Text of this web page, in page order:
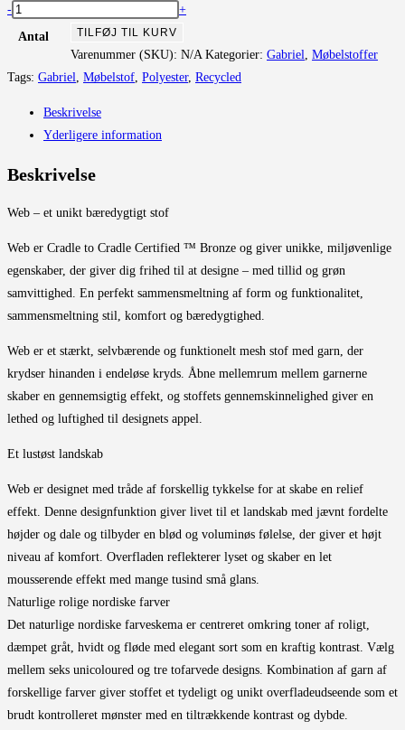
Web
antal
-
+
Antal
TILFØJ TIL KURV
Varenummer (SKU): N/A Kategorier: Gabriel
Møbelstoffer
Tags: Gabriel Møbelstof Polyester, Recycled
Beskrivelse
Yderligere information
Beskrivelse
Web – et unikt bæredygtigt stof
Web er Cradle to Cradle Certified ™ Bronze og giver unikke, miljøvenlige
egenskaber, der giver dig frihed til at designe – med tillid og grøn
samvittighed. En perfekt sammensmeltning af form og funktionalitet,
sammensmeltning stil, komfort og bæredygtighed.
Web er et stærkt, selvbærende og funktionelt mesh stof med garn, der
krydser hinanden i endeløse kryds. Åbne mellemrum mellem garnerne
skaber en gennemsigtig effekt, og stoffets gennemskinnelighed giver en
lethed og luftighed til designets appel.
Et lustøst landskab
Web er designet med tråde af forskellig tykkelse for at skabe en relief
effekt. Denne designfunktion giver livet til et landskab med jævnt fordelte
højder og dale og tilbyder en blød og voluminøs følelse, der giver et højt
niveau af komfort. Overfladen reflekterer lyset og skaber en let
mousserende effekt med mange tusind små glans.
Naturlige rolige nordiske farver
Det naturlige nordiske farveskema er centreret omkring toner af roligt,
dæmpet gråt, hvidt og fløde med elegant sort som en kraftig kontrast. Vælg
mellem seks unicoloured og tre tofarvede designs. Kombination af garn af
forskellige farver giver stoffet et tydeligt og unikt overfladeudseende som et
brudt kontrolleret mønster med en tiltrækkende kontrast og dybde.